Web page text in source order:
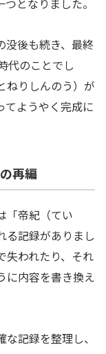
となりました。
没後も続き、最終
代のことでし
ねりしんのう）が
てようやく完成に
再編
「帝紀（てい
る記録がありまし
失われたり、それ
に内容を書き換え
記録を整理し、